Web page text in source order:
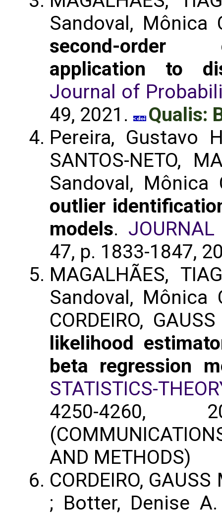
Sandoval, Mônica
second-order
application to
Journal of
49, 2021.
Qualis:
Pereira, Gustavo
SANTOS-NETO,
Sandoval,
outlier
models.
47, p. 1833-1847,
MAGALHÃES,
Sandoval,
CORDEIRO,
likelihood
beta regression
STATISTICS-
4250-
AND METHODS)
CORDEIRO,
; Botter, Denise